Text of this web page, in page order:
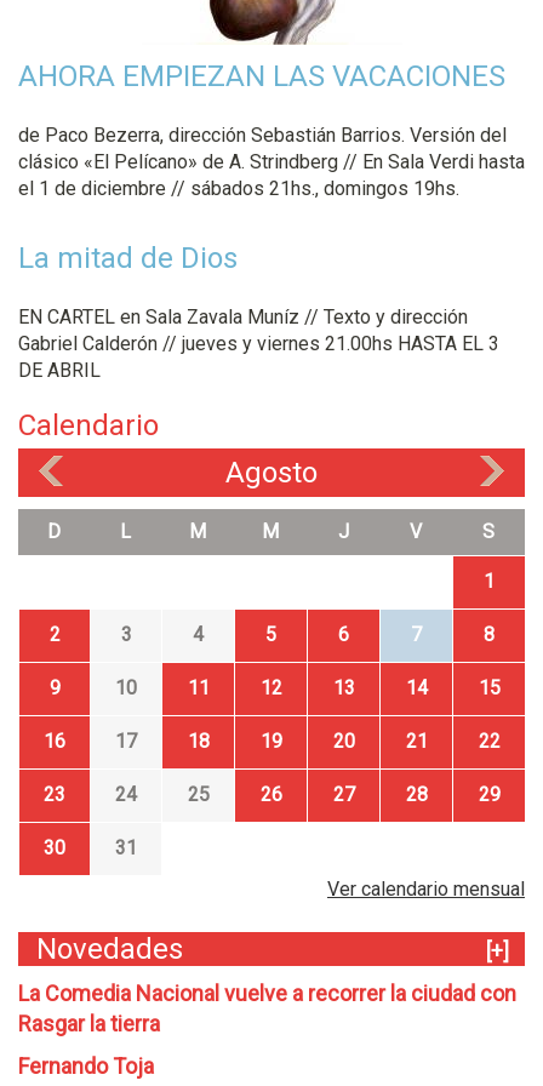
AHORA EMPIEZAN LAS VACACIONES
de Paco Bezerra, dirección Sebastián Barrios. Versión del
clásico «El Pelícano» de A. Strindberg // En Sala Verdi hasta
el 1 de diciembre // sábados 21hs., domingos 19hs.
La mitad de Dios
EN CARTEL en Sala Zavala Muníz // Texto y dirección
Gabriel Calderón // jueves y viernes 21.00hs HASTA EL 3
DE ABRIL
Calendario
Agosto
D L M M J V S
1
2 3 4 5 6 7 8
9 10 11 12 13 14 15
16 17 18 19 20 21 22
23 24 25 26 27 28 29
30
31
Ver calendario mensual
Novedades
[+]
La Comedia Nacional vuelve a recorrer la ciudad con
Rasgar la tierra
Fernando Toja